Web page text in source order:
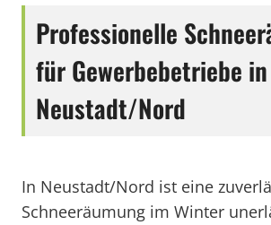
Professionelle
für Gewerbebetriebe in
Neustadt/Nord
In Neustadt/Nord ist eine
Schneeräumung im Winter